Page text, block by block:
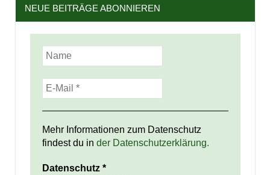
NEUE BEITRÄGE ABONNIEREN
Mehr Informationen zum Datenschutz
findest du in der Datenschutzerklärung.
Datenschutz *